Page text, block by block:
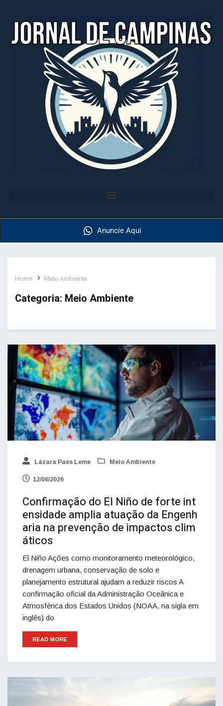
Anuncie Aqui
Home Meio Ambiente
Categoria: Meio Ambiente
Lázara Paes Leme Meio Ambiente
12/06/2026
Confirmação do El Niño de forte int
ensidade amplia atuação da Engenh
aria na prevenção de impactos clim
áticos
El Niño Ações como monitoramento meteorológico,
drenagem urbana, conservação de solo e
planejamento estrutural ajudam a reduzir riscos A
confirmação oficial da Administração Oceânica e
Atmosférica dos Estados Unidos (NOAA, na sigla em
inglês) do
READ MORE